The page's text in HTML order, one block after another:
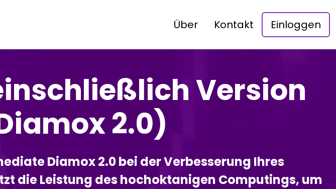
Über Kontakt Einloggen
Version
2.0)
Diamox 2.0 bei der Verbesserung Ihres
die Leistung des hochoktanigen Computings, um